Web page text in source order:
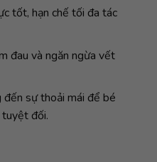
tốt, hạn chế tối đa tác
đau và ngăn ngừa vết
sự thoải mái để bé
tuyệt đối.